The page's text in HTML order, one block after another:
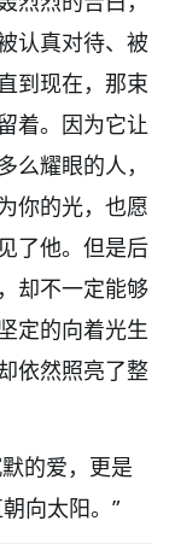
认真对待、被
到现在，那束
着。因为它让
耀眼的人，
你的光，也愿
了他。但是后
却不一定能够
定的向着光生
依然照亮了整
的爱，更是
向太阳。”